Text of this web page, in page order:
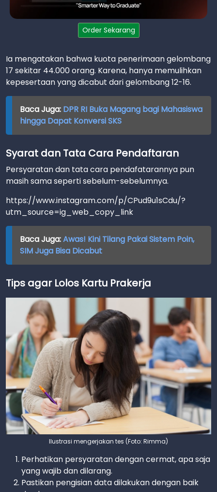
Order Sekarang
Ia mengatakan bahwa kuota penerimaan gelombang
17 sekitar 44.000 orang. Karena, hanya memulihkan
kepesertaan yang dicabut dari gelombang 12-16.
Baca Juga: DPR RI Buka Magang bagi Mahasiswa
hingga Dapat Konversi SKS
Syarat dan Tata Cara Pendaftaran
Persyaratan dan tata cara pendafatarannya pun
masih sama seperti sebelum-sebelumnya.
https://www.instagram.com/p/CPud9u1sCdu/?
utm_source=ig_web_copy_link
Baca Juga:Awas! Kini Tilang Pakai Sistem Poin,
SIM Juga Bisa Dicabut
Tips agar Lolos Kartu Prakerja
Ilustrasi mengerjakan tes (Foto: Rimma)
Perhatikan persyaratan dengan cermat, apa saja
yang wajib dan dilarang.
Pastikan pengisian data dilakukan dengan baik